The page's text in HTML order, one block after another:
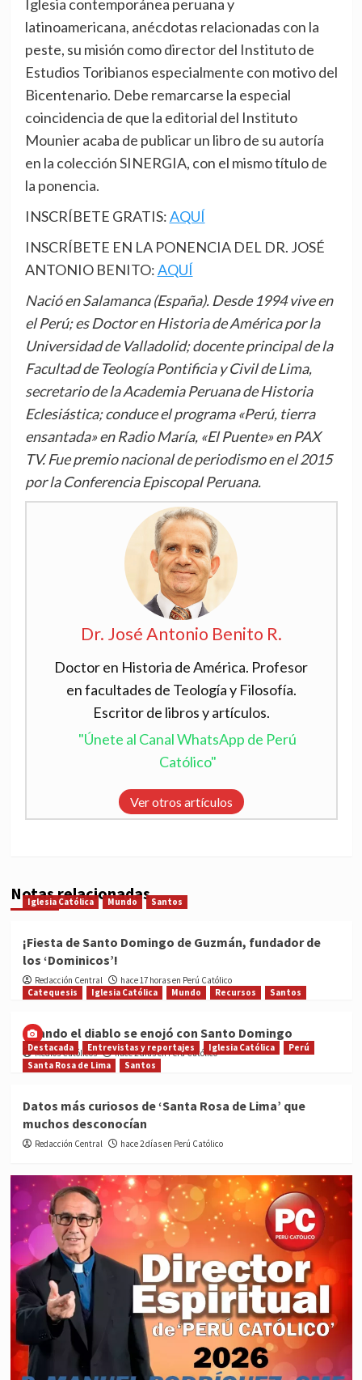
Iglesia contemporánea peruana y
latinoamericana, anécdotas relacionadas con la
peste, su misión como director del Instituto de
Estudios Toribianos especialmente con motivo del
Bicentenario. Debe remarcarse la especial
coincidencia de que la editorial del Instituto
Mounier acaba de publicar un libro de su autoría
en la colección SINERGIA, con el mismo título de
la ponencia.
INSCRÍBETE GRATIS:AQUÍ
INSCRÍBETE EN LA PONENCIA DEL DR. JOSÉ
ANTONIO BENITO:AQUÍ
Nació en Salamanca (España). Desde 1994 vive en
el Perú; es Doctor en Historia de América por la
Universidad de Valladolid; docente principal de la
Facultad de Teología Pontificia y Civil de Lima,
secretario de la Academia Peruana de Historia
Eclesiástica; conduce el programa «Perú, tierra
ensantada» en Radio María, «El Puente» en PAX
TV. Fue premio nacional de periodismo en el 2015
por la Conferencia Episcopal Peruana.
Dr. José Antonio Benito R.
Doctor en Historia de América. Profesor
en facultades de Teología y Filosofía.
Escritor de libros y artículos.
"Únete al Canal WhatsApp de Perú
Católico"
Ver otros artículos
Notas relacionadas
Iglesia Católica Mundo Santos
¡Fiesta de Santo Domingo de Guzmán, fundador de
los ‘Dominicos’!
Redacción Central
hace 17 horas en Perú Católico
Catequesis
Iglesia Católica Mundo Recursos Santos
Cuando el diablo se enojó con Santo Domingo
Medios Católicos hace 2 días en Perú Católico
Destacada Entrevistas y reportajes Iglesia Católica
Perú
Santa Rosa de Lima
Santos
Datos más curiosos de ‘Santa Rosa de Lima’ que
muchos desconocían
Redacción Central hace 2 días en Perú Católico